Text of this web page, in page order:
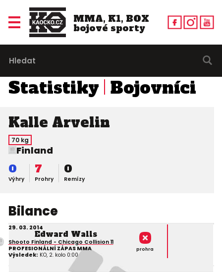
MMA, K1, BOX
bojové sporty
Statistiky Bojovníci
Kalle Arvelin
70 kg
Finland
Výhry
0
Prohry
7
Remízy
0
Bilance
29. 03. 2014
Edward Walls
Shooto Finland - Chicago Collision 11
PROFESIONÁLNÍ ZÁPAS MMA
Výsledek: KO, 2. kolo 0:00
prohra